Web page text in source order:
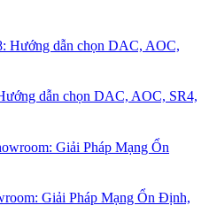
dẫn chọn DAC, AOC, SR4,
Giải Pháp Mạng Ổn Định,